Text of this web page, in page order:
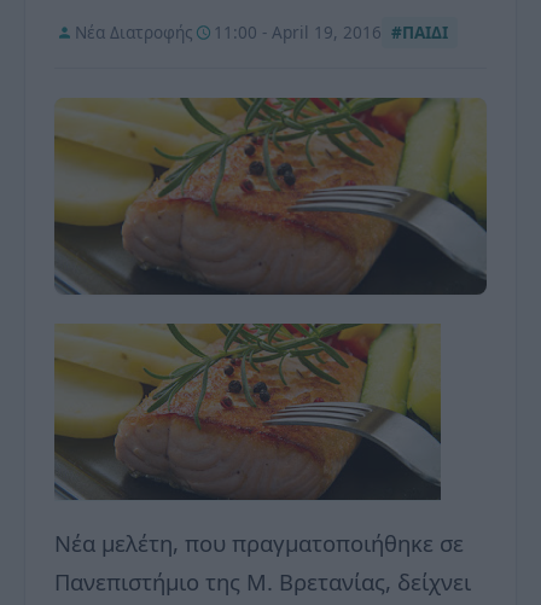
Νέα Διατροφής 11:00 - April 19, 2016 #ΠΑΙΔΙ
Νέα μελέτη, που πραγματοποιήθηκε σε
Πανεπιστήμιο της Μ. Βρετανίας, δείχνει